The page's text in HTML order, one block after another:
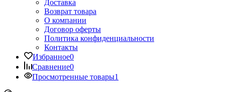
Доставка
Возврат товара
О компании
Договор оферты
Политика конфиденциальности
Контакты
Избранное0
Сравнение0
Просмотренные товары1